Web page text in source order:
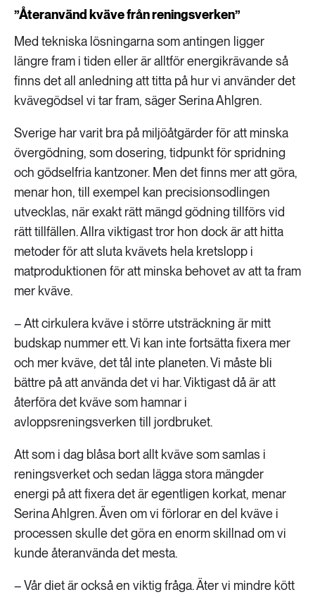
”Återanvänd kväve från reningsverken”
Med tekniska lösningarna som antingen ligger
längre fram i tiden eller är alltför energikrävande så
finns det all anledning att titta på hur vi använder det
kvävegödsel vi tar fram, säger Serina Ahlgren.
Sverige har varit bra på miljöåtgärder för att minska
övergödning, som dosering, tidpunkt för spridning
och gödselfria kantzoner. Men det finns mer att göra,
menar hon, till exempel kan precisionsodlingen
utvecklas, när exakt rätt mängd gödning tillförs vid
rätt tillfällen. Allra viktigast tror hon dock är att hitta
metoder för att sluta kvävets hela kretslopp i
matproduktionen för att minska behovet av att ta fram
mer kväve.
– Att cirkulera kväve i större utsträckning är mitt
budskap nummer ett. Vi kan inte fortsätta fixera mer
och mer kväve, det tål inte planeten. Vi måste bli
bättre på att använda det vi har. Viktigast då är att
återföra det kväve som hamnar i
avloppsreningsverken till jordbruket.
Att som i dag blåsa bort allt kväve som samlas i
reningsverket och sedan lägga stora mängder
energi på att fixera det är egentligen korkat, menar
Serina Ahlgren. Även om vi förlorar en del kväve i
processen skulle det göra en enorm skillnad om vi
kunde återanvända det mesta.
– Vår diet är också en viktig fråga. Äter vi mindre kött